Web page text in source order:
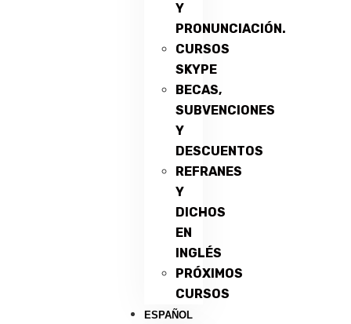
Y
PRONUNCIACIÓN.
CURSOS
SKYPE
BECAS,
SUBVENCIONES
Y
DESCUENTOS
REFRANES
Y
DICHOS
EN
INGLÉS
PRÓXIMOS
CURSOS
ESPAÑOL